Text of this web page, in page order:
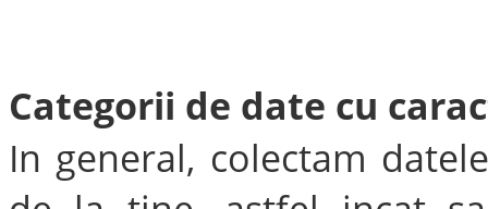
Categorii de date cu
In general, colectam